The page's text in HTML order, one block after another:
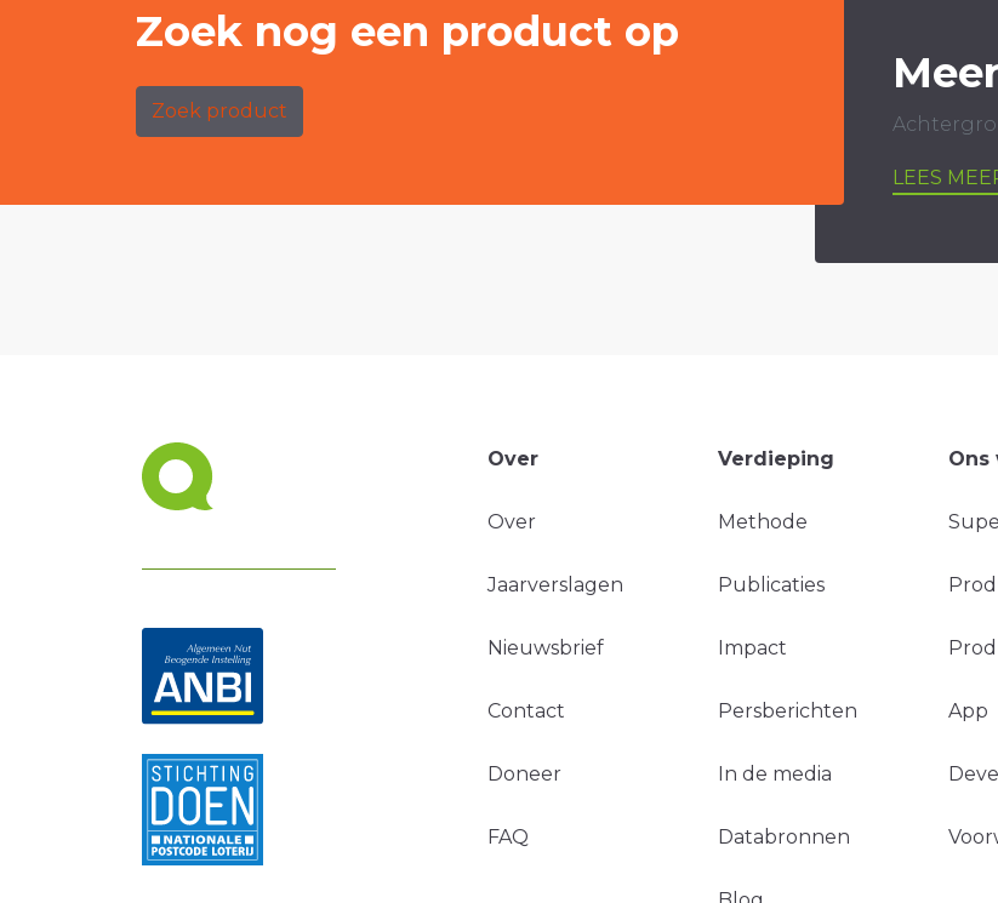
Zoek nog een product op
Zoek product
LEES
Over
Over
Jaarverslagen
Nieuwsbrief
Contact
Doneer
FAQ
Verdieping
Methode
Publicaties
Impact
Persberichten
In de media
Databronnen
Ons
App